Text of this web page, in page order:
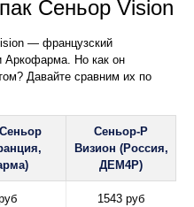
Сеньор Vision
— французский
Аркофарма. Но как он
Давайте сравним их по
Сеньор-Р
Визион (Россия,
ДЕМ4Р)
1543 руб